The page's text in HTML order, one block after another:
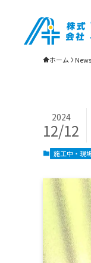
ホーム
2024
12/12
施工中・現